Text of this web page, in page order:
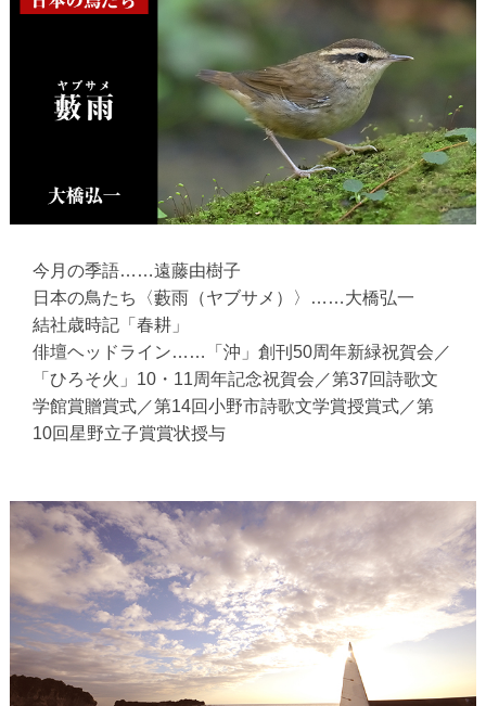
今月の季語……遠藤由樹子
日本の鳥たち〈藪雨（ヤブサメ）〉……大橋弘一
結社歳時記「春耕」
俳壇ヘッドライン……「沖」創刊50周年新緑祝賀会／
「ひろそ火」10・11周年記念祝賀会／第37回詩歌文
学館賞贈賞式／第14回小野市詩歌文学賞授賞式／第
10回星野立子賞賞状授与